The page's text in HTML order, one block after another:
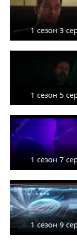
1 сезон 3
1 сезон 5
1 сезон 7
1 сезон 9